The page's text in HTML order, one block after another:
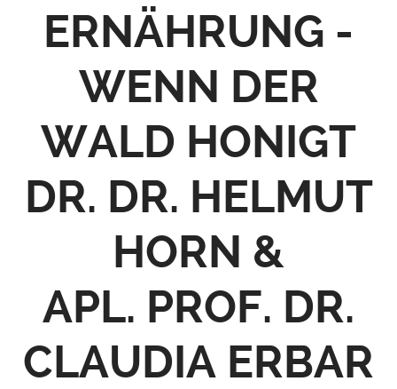
ERNÄHRUNG -
WENN DER
WALD HONIGT
DR. DR. HELMUT
HORN &
APL. PROF. DR.
CLAUDIA ERBAR